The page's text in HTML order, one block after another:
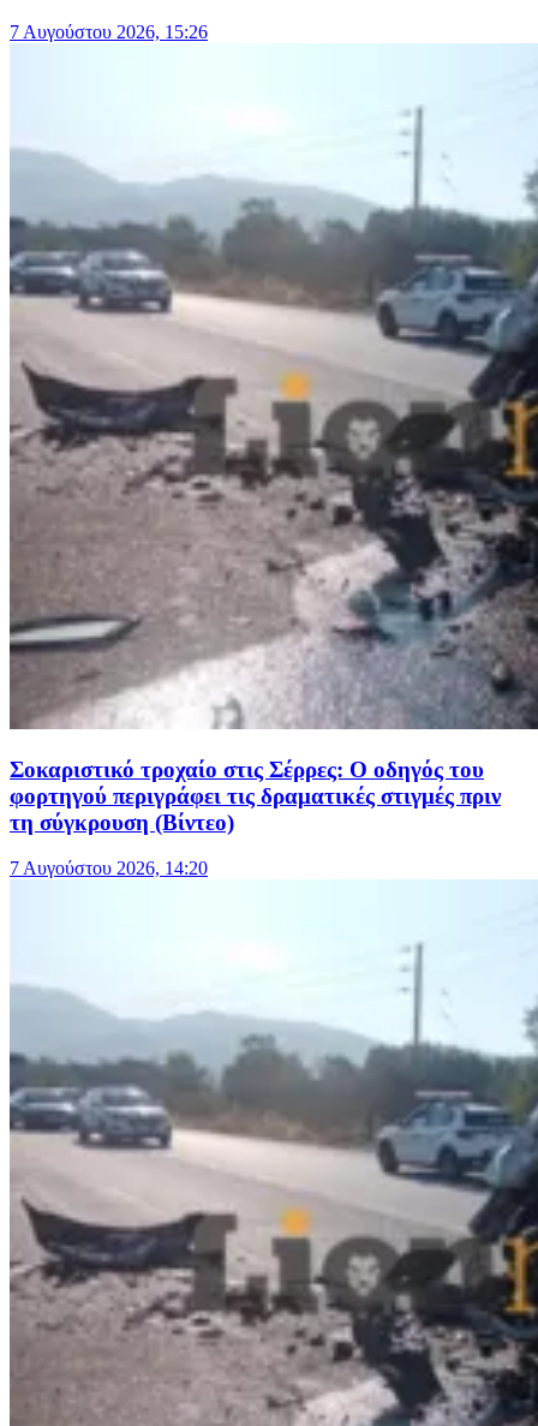
7 Αυγούστου 2026, 15:26
Σοκαριστικό τροχαίο στις Σέρρες: Ο οδηγός του
φορτηγού περιγράφει τις δραματικές στιγμές πριν
τη σύγκρουση (Βίντεο)
7 Αυγούστου 2026, 14:20